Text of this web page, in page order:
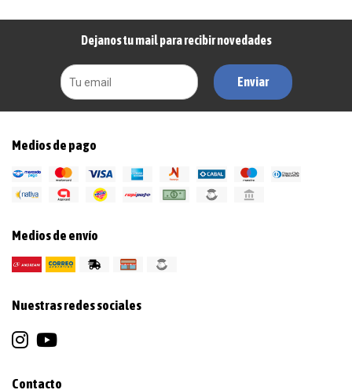
Dejanos tu mail para recibir novedades
Enviar
Medios de pago
Medios de envío
Nuestras redes sociales
Contacto